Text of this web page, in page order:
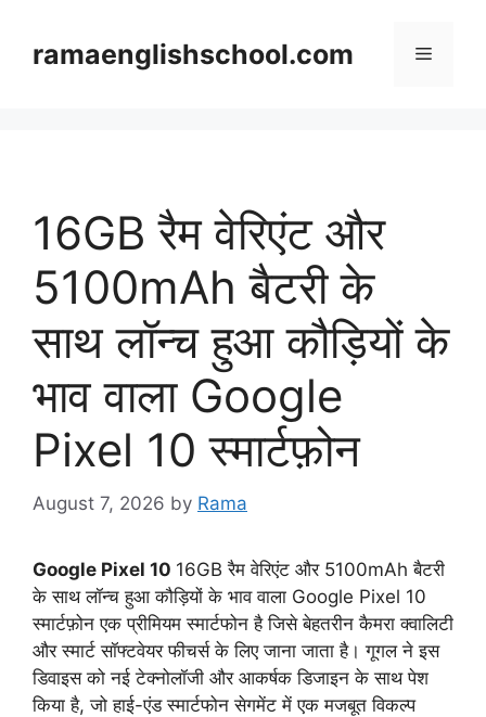
contentramaenglishschool.com Menu
16GB रैम वेरिएंट और
5100mAh बैटरी के
साथ लॉन्च हुआ कौड़ियों के
भाव वाला Google
Pixel 10 स्मार्टफ़ोन
August 7, 2026 by Rama
Google Pixel 10 16GB रैम वेरिएंट और 5100mAh बैटरी
के साथ लॉन्च हुआ कौड़ियों के भाव वाला Google Pixel 10
स्मार्टफ़ोन एक प्रीमियम स्मार्टफोन है जिसे बेहतरीन कैमरा क्वालिटी
और स्मार्ट सॉफ्टवेयर फीचर्स के लिए जाना जाता है। गूगल ने इस
डिवाइस को नई टेक्नोलॉजी और आकर्षक डिजाइन के साथ पेश
किया है, जो हाई-एंड स्मार्टफोन सेगमेंट में एक मजबूत विकल्प